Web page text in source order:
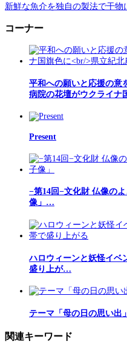
新鮮な魚介を独自の製法で干
コーナー
平和への願いと応援の意
病院の花壇がウクライナ
Present
−第14回−文化財 仏像の
像」…
ハロウィーンと妖怪イベ
盛り上が…
テーマ「母の日の思い出」
関連キーワード